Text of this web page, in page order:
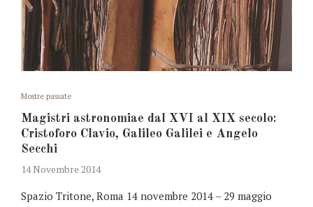
Mostre passate
Magistri astronomiae dal XVI al XIX secolo:
Cristoforo Clavio, Galileo Galilei e Angelo
Secchi
14 Novembre 2014
Spazio Tritone, Roma 14 novembre 2014 – 29 maggio